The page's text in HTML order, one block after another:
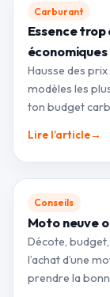
Carburant
Essence trop
Hausse des
modèles les
ton budget
Lire l’article→
Conseils
Moto neuve
Décote,
l’achat d’une
prendre la